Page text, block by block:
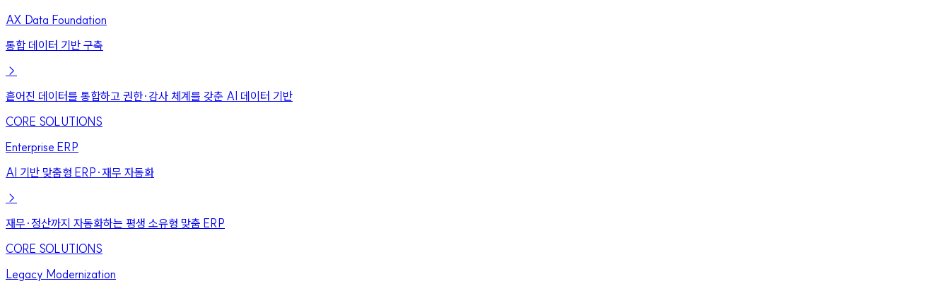
AX Data Foundation
통합 데이터 기반 구축
→
흩어진 데이터를 통합하고 권한·감사 체계를 갖춘 AI 데이터 기반
CORE SOLUTIONS
Enterprise ERP
AI 기반 맞춤형 ERP·재무 자동화
→
재무·정산까지 자동화하는 평생 소유형 맞춤 ERP
CORE SOLUTIONS
Legacy Modernization